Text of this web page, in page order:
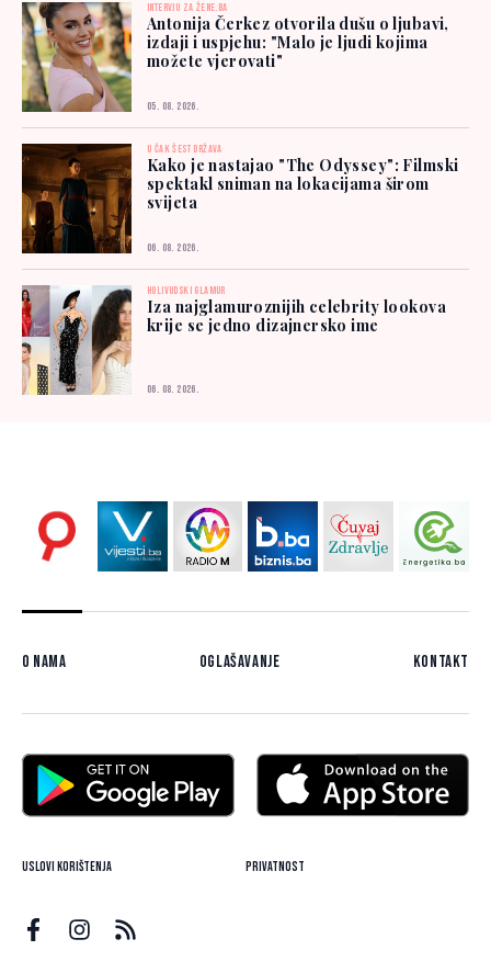
INTERVJU ZA ŽENE.BA
Antonija Čerkez otvorila dušu o ljubavi,
izdaji i uspjehu: "Malo je ljudi kojima
možete vjerovati"
05. 08. 2026.
U ČAK ŠEST DRŽAVA
Kako je nastajao "The Odyssey": Filmski
spektakl sniman na lokacijama širom
svijeta
06. 08. 2026.
HOLIVUDSKI GLAMUR
Iza najglamuroznijih celebrity lookova
krije se jedno dizajnersko ime
06. 08. 2026.
O nama Oglašavanje Kontakt
Uslovi korištenja Privatnost